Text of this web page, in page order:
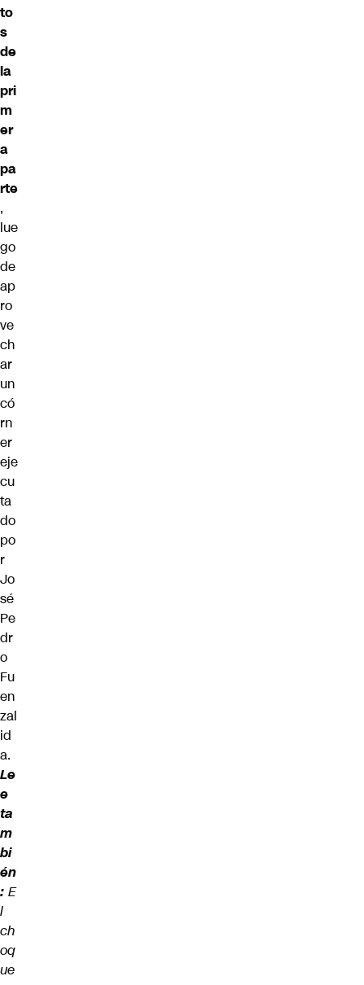
to
s
de
la
pri
m
er
a
pa
rte
,
lue
go
de
ap
ro
ve
ch
ar
un
có
rn
er
eje
cu
ta
do
po
r
Jo
sé
Pe
dr
o
Fu
en
zal
id
a.
Le
e
ta
m
bi
én
: E
l
ch
oq
ue